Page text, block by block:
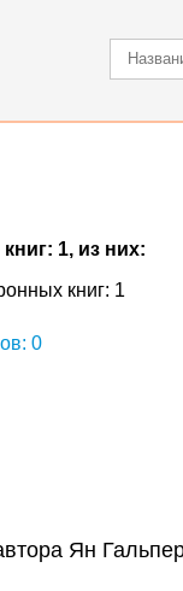
книг: 1, из них:
книг: 1
0
Ян